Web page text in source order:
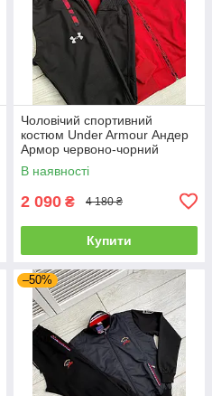
Чоловічий спортивний
костюм Under Armour Андер
Армор червоно-чорний
камуфляж Туреччина
В наявності
2 090 ₴ 4 180 ₴
Купити
–50%